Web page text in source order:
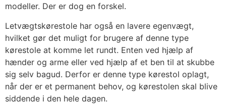
modeller. Der er dog en forskel.
Letvægtskørestole har også en lavere egenvægt,
hvilket gør det muligt for brugere af denne type
kørestole at komme let rundt. Enten ved hjælp af
hænder og arme eller ved hjælp af et ben til at skubbe
sig selv bagud. Derfor er denne type kørestol oplagt,
når der er et permanent behov, og kørestolen skal blive
siddende i den hele dagen.